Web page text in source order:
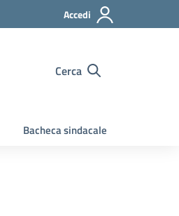
Accedi
Cerca
Bacheca sindacale